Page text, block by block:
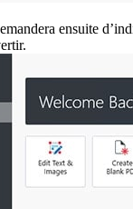
ensuite